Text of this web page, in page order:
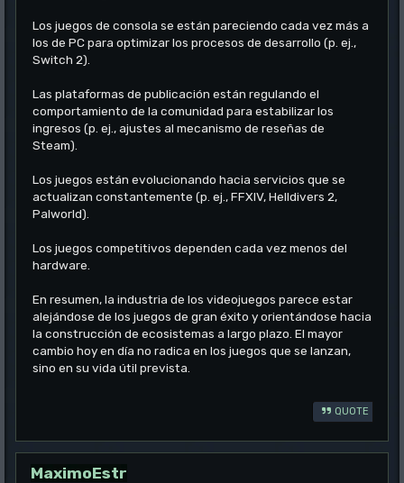
Los juegos de consola se están pareciendo cada vez más a
los de PC para optimizar los procesos de desarrollo (p. ej.,
Switch 2).
Las plataformas de publicación están regulando el
comportamiento de la comunidad para estabilizar los
ingresos (p. ej., ajustes al mecanismo de reseñas de
Steam).
Los juegos están evolucionando hacia servicios que se
actualizan constantemente (p. ej., FFXIV, Helldivers 2,
Palworld).
Los juegos competitivos dependen cada vez menos del
hardware.
En resumen, la industria de los videojuegos parece estar
alejándose de los juegos de gran éxito y orientándose hacia
la construcción de ecosistemas a largo plazo. El mayor
cambio hoy en día no radica en los juegos que se lanzan,
sino en su vida útil prevista.
QUOTE
MaximoEstr